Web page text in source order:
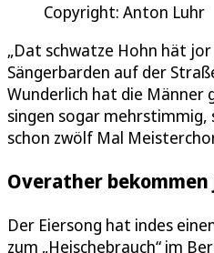
Copyright: Anton Luhr
„Dat schwatze Hohn hät
Sängerbarden auf der
Wunderlich hat die Männer
singen sogar mehrstimmig,
schon zwölf Mal
Overather
Der Eiersong hat indes
zum „Heischebrauch“ im